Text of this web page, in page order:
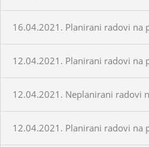
16.04.2021. Planirani radovi na
12.04.2021. Planirani radovi na
12.04.2021. Neplanirani radovi
12.04.2021. Planirani radovi na